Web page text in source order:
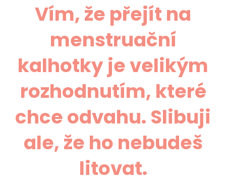
Vím, že přejít na
menstruační
kalhotky je velikým
rozhodnutím, které
chce odvahu. Slibuji
ale, že ho nebudeš
litovat.